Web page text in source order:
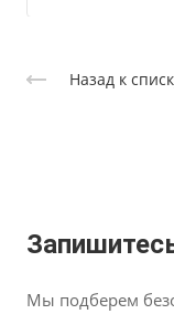
Назад к
Мы подберем